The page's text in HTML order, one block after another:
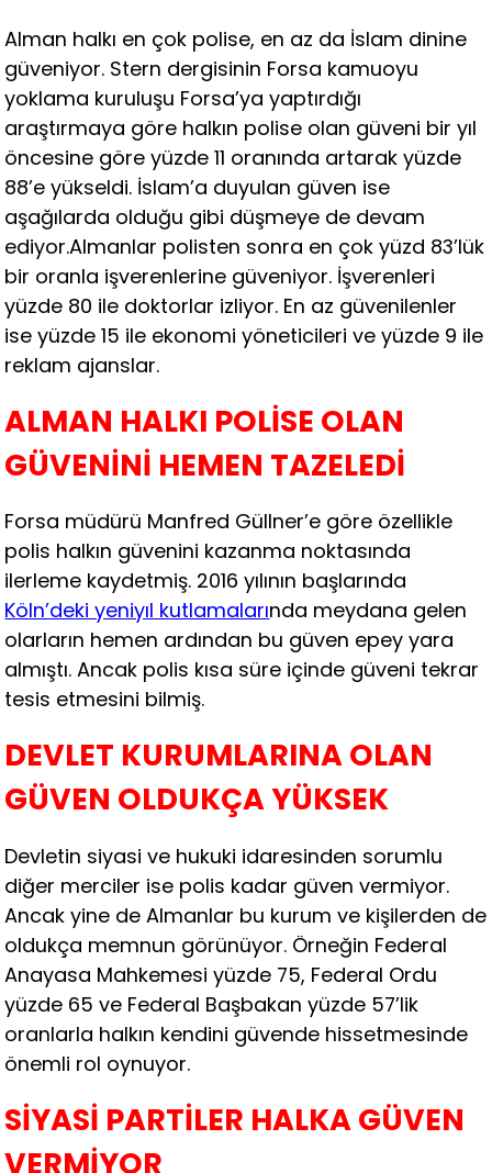
Alman halkı en çok polise, en az da İslam dinine
güveniyor. Stern dergisinin Forsa kamuoyu
yoklama kuruluşu Forsa’ya yaptırdığı
araştırmaya göre halkın polise olan güveni bir yıl
öncesine göre yüzde 11 oranında artarak yüzde
88’e yükseldi. İslam’a duyulan güven ise
aşağılarda olduğu gibi düşmeye de devam
ediyor.Almanlar polisten sonra en çok yüzd 83’lük
bir oranla işverenlerine güveniyor. İşverenleri
yüzde 80 ile doktorlar izliyor. En az güvenilenler
ise yüzde 15 ile ekonomi yöneticileri ve yüzde 9 ile
reklam ajanslar.
ALMAN HALKI POLİSE OLAN
GÜVENİNİ HEMEN TAZELEDİ
Forsa müdürü Manfred Güllner’e göre özellikle
polis halkın güvenini kazanma noktasında
ilerleme kaydetmiş. 2016 yılının başlarında
Köln’deki yeniyıl kutlamalarında meydana gelen
olarların hemen ardından bu güven epey yara
almıştı. Ancak polis kısa süre içinde güveni tekrar
tesis etmesini bilmiş.
DEVLET KURUMLARINA OLAN
GÜVEN OLDUKÇA YÜKSEK
Devletin siyasi ve hukuki idaresinden sorumlu
diğer merciler ise polis kadar güven vermiyor.
Ancak yine de Almanlar bu kurum ve kişilerden de
oldukça memnun görünüyor. Örneğin Federal
Anayasa Mahkemesi yüzde 75, Federal Ordu
yüzde 65 ve Federal Başbakan yüzde 57’lik
oranlarla halkın kendini güvende hissetmesinde
önemli rol oynuyor.
SİYASİ PARTİLER HALKA GÜVEN
VERMİYOR